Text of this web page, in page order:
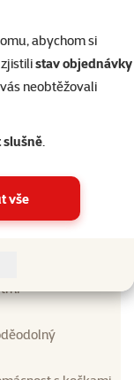
abychom si
stav objednávky
neobtěžovali
slušně.
vše
produkt
psa
antiparazitika
s malými